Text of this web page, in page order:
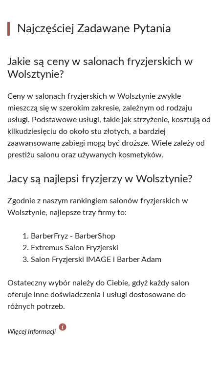
Najczęściej Zadawane Pytania
Jakie są ceny w salonach fryzjerskich w
Wolsztynie?
Ceny w salonach fryzjerskich w Wolsztynie zwykle
mieszczą się w szerokim zakresie, zależnym od rodzaju
usługi. Podstawowe usługi, takie jak strzyżenie, kosztują od
kilkudziesięciu do około stu złotych, a bardziej
zaawansowane zabiegi mogą być droższe. Wiele zależy od
prestiżu salonu oraz używanych kosmetyków.
Jacy są najlepsi fryzjerzy w Wolsztynie?
Zgodnie z naszym rankingiem salonów fryzjerskich w
Wolsztynie, najlepsze trzy firmy to:
BarberFryz - BarberShop
Extremus Salon Fryzjerski
Salon Fryzjerski IMAGE i Barber Adam
Ostateczny wybór należy do Ciebie, gdyż każdy salon
oferuje inne doświadczenia i usługi dostosowane do
różnych potrzeb.
Więcej Informacji